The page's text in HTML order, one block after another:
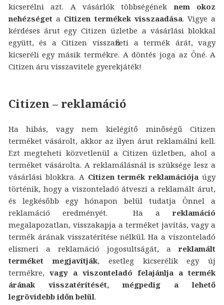
kicserélni azt. A vásárlók többségéneknem okoz
nehézségeta Citizen termékek visszaadása. Vigye a
kérdéses árut egy Citizen üzletbe a vásárlási blokkal
együtt, és a Citizen visszafizeti a termék árát, vagy
kicseréli egy másik termékre. A döntés joga az Öné. A
Citizen áru visszavitele gyerekjáték!
Citizen – reklamáció
Ha hibás, vagy nem kielégítő minőségű Citizen
terméket vásárolt, akkor az ilyen árut reklamálni kell.
Ezt megteheti közvetlenül a Citizen üzletben, ahol a
terméket vásárolta. A reklamálásnál is szüksége lesz a
vásárlási blokkra. A Citizen termék reklamációja úgy
történik, hogy a viszonteladó átveszi a reklamált árut,
és legkésőbb egy hónapon belül tudatja Önnel a
reklamáció eredményét. Ha areklamáció
megalapozatlan, visszakapja a terméket javítás, vagy a
termék árának visszatérítése nélkül. Ha a viszonteladó
elismeri a reklamáció jogosultságát, areklamált
terméket megjavítják, esetleg kicserélik egy új
termékre, vagy a viszonteladó felajánlja a termék
árának visszatérítését, mégpedig a lehető
legrövidebb időn belül.